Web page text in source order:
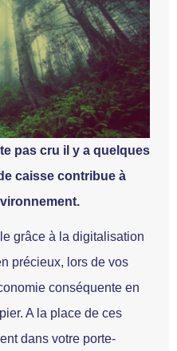
pas cru il y a quelques
caisse contribue à
grâce à la digitalisation
précieux, lors de vos
conséquente en
A la place de ces
dans votre porte-